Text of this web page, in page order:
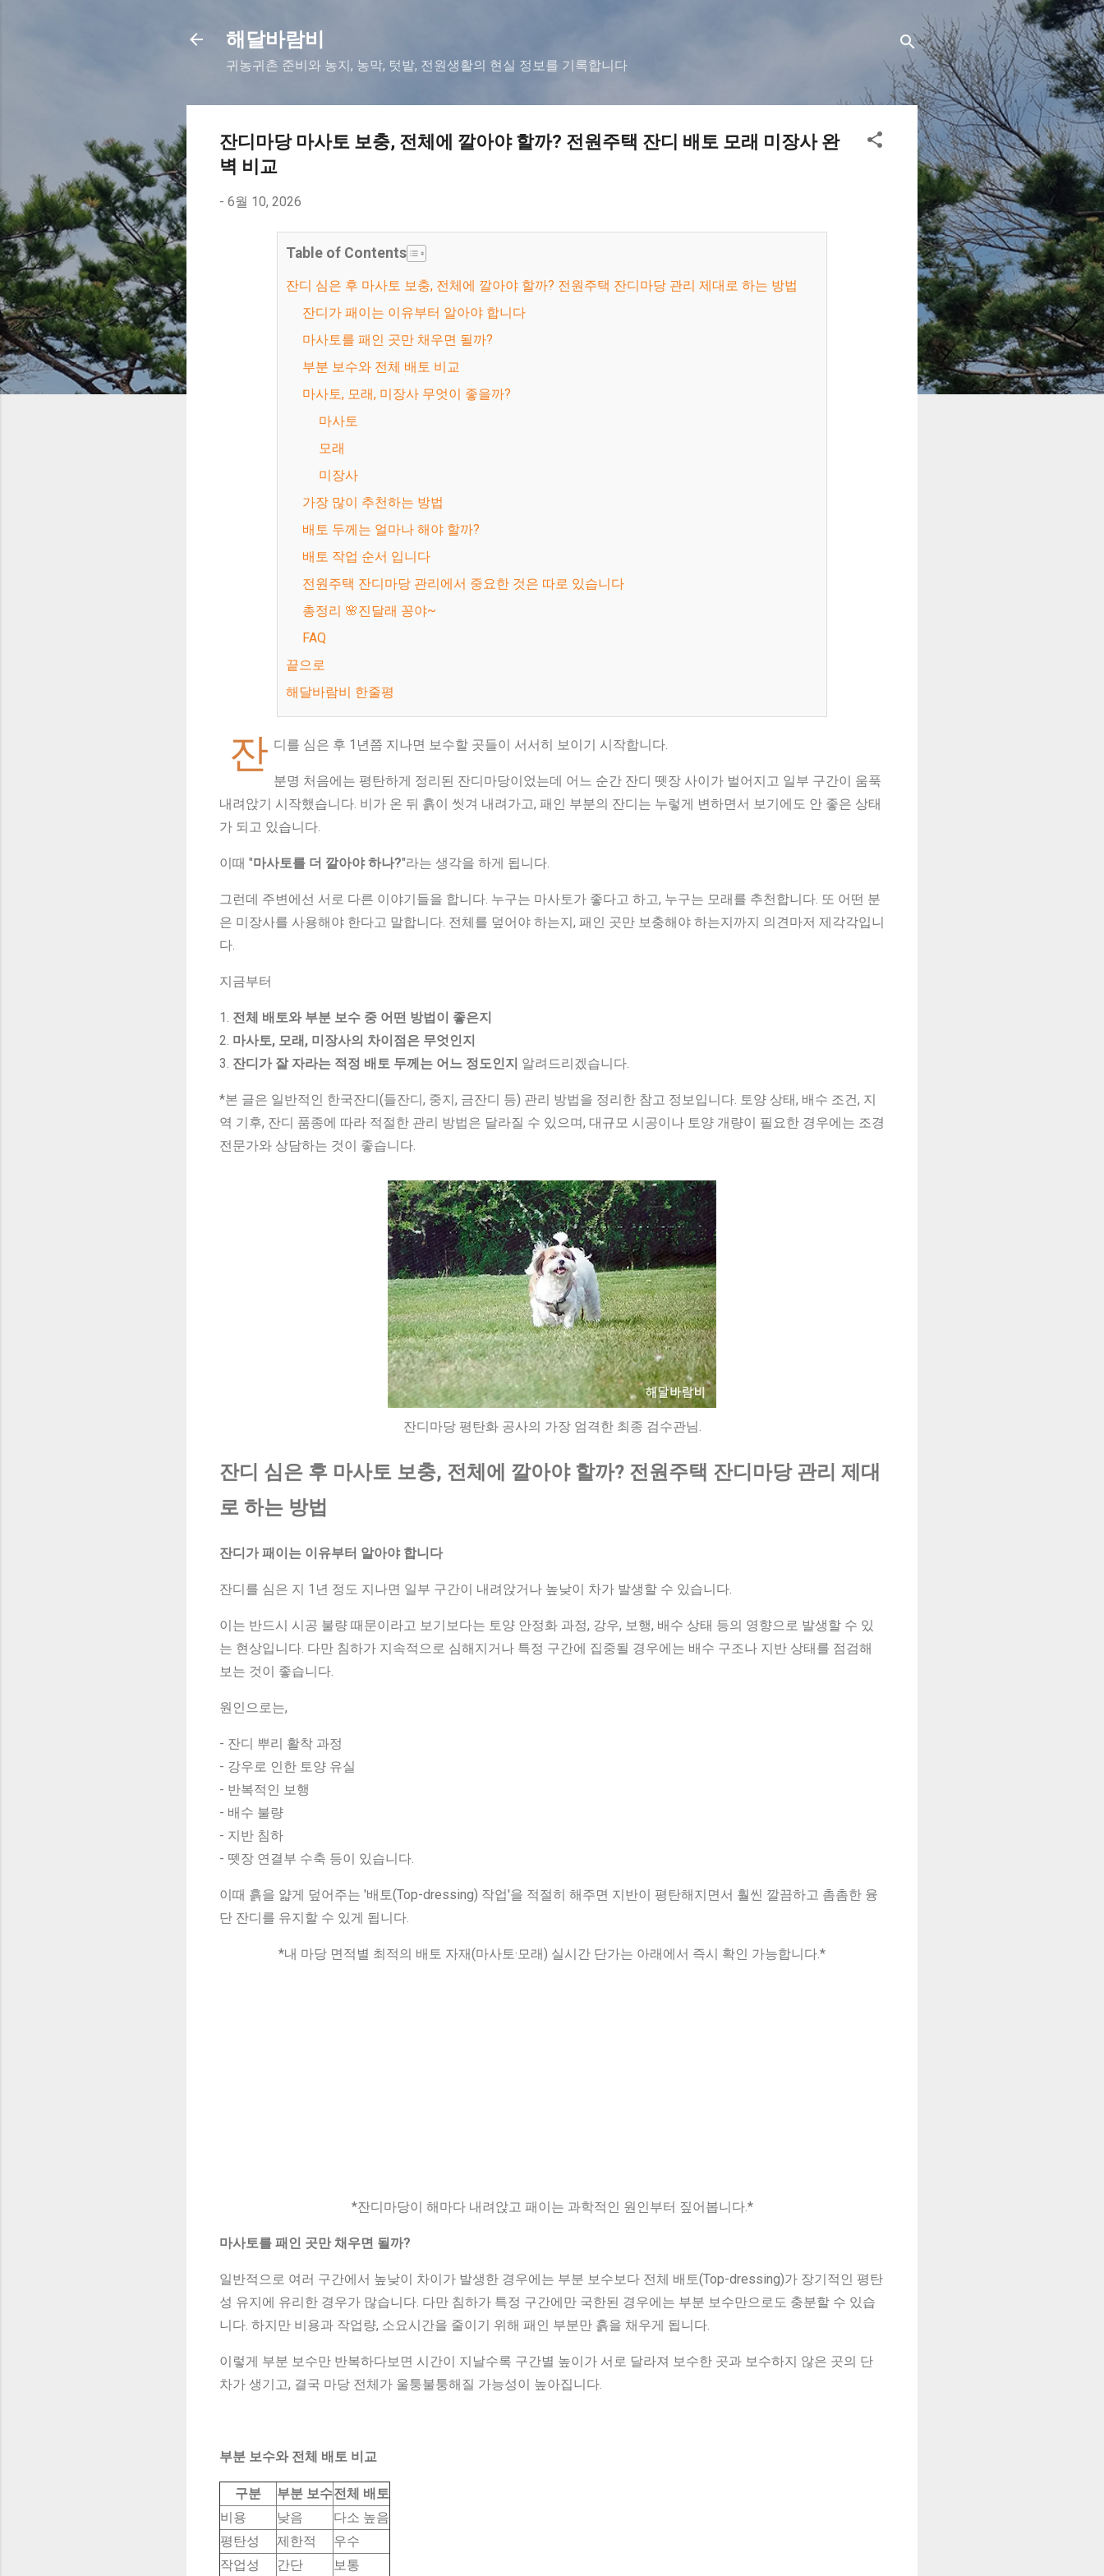
해달바람비
귀농귀촌 준비와 농지, 농막, 텃밭, 전원생활의 현실 정보를 기록합니다
잔디마당 마사토 보충, 전체에 깔아야 할까? 전원주택 잔디 배토 모래 미장사 완
벽 비교
- 6월 10, 2026
Table of Contents
잔디 심은 후 마사토 보충, 전체에 깔아야 할까? 전원주택 잔디마당 관리 제대로 하는 방법
잔디가 패이는 이유부터 알아야 합니다
마사토를 패인 곳만 채우면 될까?
부분 보수와 전체 배토 비교
마사토, 모래, 미장사 무엇이 좋을까?
마사토
모래
미장사
가장 많이 추천하는 방법
배토 두께는 얼마나 해야 할까?
배토 작업 순서 입니다
전원주택 잔디마당 관리에서 중요한 것은 따로 있습니다
총정리 🌸진달래 꽁야~
FAQ
끝으로
해달바람비 한줄평
잔 디를 심은 후 1년쯤 지나면 보수할 곳들이 서서히 보이기 시작합니다.
분명 처음에는 평탄하게 정리된 잔디마당이었는데 어느 순간 잔디 뗏장 사이가 벌어지고 일부 구간이 움푹
내려앉기 시작했습니다. 비가 온 뒤 흙이 씻겨 내려가고, 패인 부분의 잔디는 누렇게 변하면서 보기에도 안 좋은 상태
가 되고 있습니다.
이때 "마사토를 더 깔아야 하나?"라는 생각을 하게 됩니다.
그런데 주변에선 서로 다른 이야기들을 합니다. 누구는 마사토가 좋다고 하고, 누구는 모래를 추천합니다. 또 어떤 분
은 미장사를 사용해야 한다고 말합니다. 전체를 덮어야 하는지, 패인 곳만 보충해야 하는지까지 의견마저 제각각입니
다.
지금부터
1. 전체 배토와 부분 보수 중 어떤 방법이 좋은지
2. 마사토, 모래, 미장사의 차이점은 무엇인지
3. 잔디가 잘 자라는 적정 배토 두께는 어느 정도인지 알려드리겠습니다.
*본 글은 일반적인 한국잔디(들잔디, 중지, 금잔디 등) 관리 방법을 정리한 참고 정보입니다. 토양 상태, 배수 조건, 지
역 기후, 잔디 품종에 따라 적절한 관리 방법은 달라질 수 있으며, 대규모 시공이나 토양 개량이 필요한 경우에는 조경
전문가와 상담하는 것이 좋습니다.
잔디마당 평탄화 공사의 가장 엄격한 최종 검수관님.
잔디 심은 후 마사토 보충, 전체에 깔아야 할까? 전원주택 잔디마당 관리 제대
로 하는 방법
잔디가 패이는 이유부터 알아야 합니다
잔디를 심은 지 1년 정도 지나면 일부 구간이 내려앉거나 높낮이 차가 발생할 수 있습니다.
이는 반드시 시공 불량 때문이라고 보기보다는 토양 안정화 과정, 강우, 보행, 배수 상태 등의 영향으로 발생할 수 있
는 현상입니다. 다만 침하가 지속적으로 심해지거나 특정 구간에 집중될 경우에는 배수 구조나 지반 상태를 점검해
보는 것이 좋습니다.
원인으로는,
- 잔디 뿌리 활착 과정
- 강우로 인한 토양 유실
- 반복적인 보행
- 배수 불량
- 지반 침하
- 뗏장 연결부 수축 등이 있습니다.
이때 흙을 얇게 덮어주는 '배토(Top-dressing) 작업'을 적절히 해주면 지반이 평탄해지면서 훨씬 깔끔하고 촘촘한 융
단 잔디를 유지할 수 있게 됩니다.
*내 마당 면적별 최적의 배토 자재(마사토·모래) 실시간 단가는 아래에서 즉시 확인 가능합니다.*
*잔디마당이 해마다 내려앉고 패이는 과학적인 원인부터 짚어봅니다.*
마사토를 패인 곳만 채우면 될까?
일반적으로 여러 구간에서 높낮이 차이가 발생한 경우에는 부분 보수보다 전체 배토(Top-dressing)가 장기적인 평탄
성 유지에 유리한 경우가 많습니다. 다만 침하가 특정 구간에만 국한된 경우에는 부분 보수만으로도 충분할 수 있습
니다. 하지만 비용과 작업량, 소요시간을 줄이기 위해 패인 부분만 흙을 채우게 됩니다.
이렇게 부분 보수만 반복하다보면 시간이 지날수록 구간별 높이가 서로 달라져 보수한 곳과 보수하지 않은 곳의 단
차가 생기고, 결국 마당 전체가 울퉁불퉁해질 가능성이 높아집니다.
부분 보수와 전체 배토 비교
구분 부분 보수전체 배토
비용
낮음
다소 높음
평탄성
제한적
우수
작업성
간단 보통